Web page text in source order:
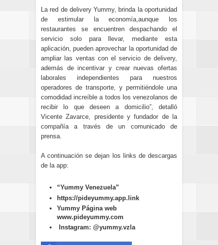
La red de delivery Yummy, brinda la oportunidad
de estimular la economía,aunque los
restaurantes se encuentren despachando el
servicio solo para llevar, mediante esta
aplicación, pueden aprovechar la oportunidad de
ampliar las ventas con el servicio de delivery,
además de incentivar y crear nuevas ofertas
laborales independientes para nuestros
operadores de transporte, y permitiéndole una
comodidad increíble a todos los venezolanos de
recibir lo que deseen a domicilio”, detalló
Vicente Zavarce, presidente y fundador de la
compañía a través de un comunicado de
prensa.
A continuación se dejan los links de descargas
de la app:
“Yummy Venezuela”
https://pideyummy.app.link
Yummy Página web
www.pideyummy.com
Instagram: @yummy.vzla